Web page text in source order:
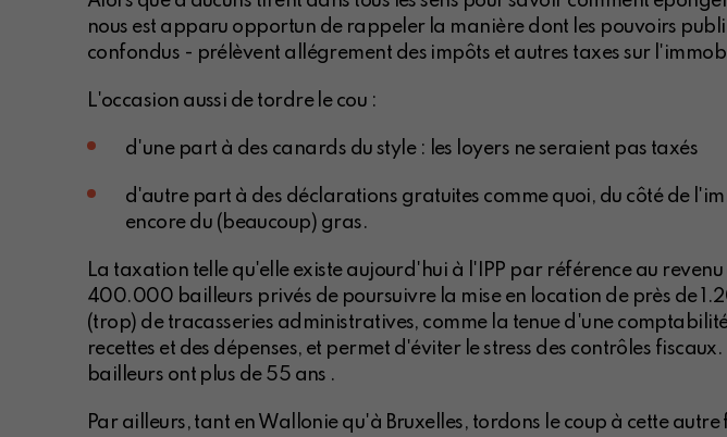
nous est apparu opportun de rappeler la manière dont les pouvoirs
confondus - prélèvent allégrement des impôts et autres taxes sur
L'occasion aussi de tordre le cou :
d'une part à des canards du style : les loyers ne seraient pas taxés
d'autre part à des déclarations gratuites comme quoi, du côté de
encore du (beaucoup) gras.
La taxation telle qu'elle existe aujourd'hui à l'IPP par référence au
400.000 bailleurs privés de poursuivre la mise en location de près de
(trop) de tracasseries administratives, comme la tenue d'une
recettes et des dépenses, et permet d'éviter le stress des contrôles
bailleurs ont plus de 55 ans .
Par ailleurs, tant en Wallonie qu'à Bruxelles, tordons le coup à cette